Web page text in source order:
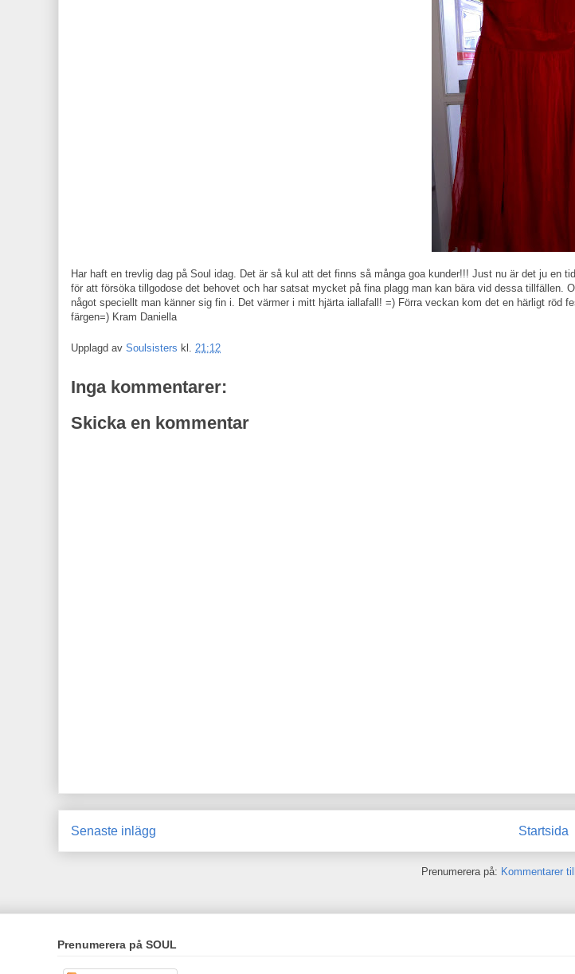
Har haft en trevlig dag på Soul idag. Det är så kul att det finns så många goa kunder!!! Just nu är det ju
för att försöka tillgodose det behovet och har satsat mycket på fina plagg man kan bära vid dessa tillfällen.
något speciellt man känner sig fin i. Det värmer i mitt hjärta iallafall! =) Förra veckan kom det en härligt röd
färgen=) Kram Daniella
Upplagd av Soulsisters kl. 21:12
Inga kommentarer:
Skicka en kommentar
Senaste inlägg Startsida
Prenumerera på: Kommentarer
Prenumerera på SOUL